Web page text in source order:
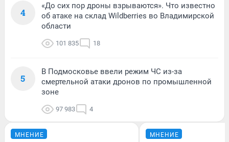
4
«До сих пор дроны взрываются». Что известно
об атаке на склад Wildberries во Владимирской
области
101 835 18
5
В Подмосковье ввели режим ЧС из-за
смертельной атаки дронов по промышленной
зоне
97 983 4
МНЕНИЕ МНЕНИЕ